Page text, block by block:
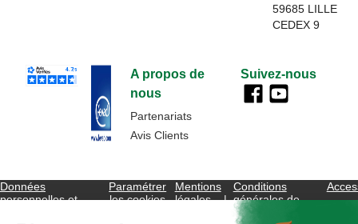
A propos de
nous
Partenariats
Avis Clients
59685 LILLE
CEDEX 9
Suivez-nous
Données
personnelles et
Paramétrer
les cookies
Mentions
légales
Conditions
générales de
vente